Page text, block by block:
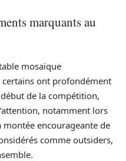
marquants au
mosaïque
certains ont profondément
début de la compétition,
notamment lors
montée encourageante de
comme outsiders,